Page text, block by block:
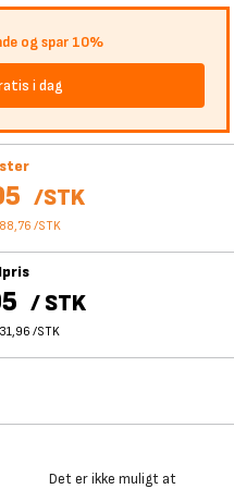
og spar 10%
i dag
/STK
/STK
/STK
/STK
Det er ikke muligt at